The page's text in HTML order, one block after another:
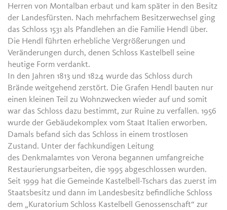
Herren von Montalban erbaut und kam später in den Besitz
der Landesfürsten. Nach mehrfachem Besitzerwechsel ging
das Schloss 1531 als Pfandlehen an die Familie Hendl über.
Die Hendl führten erhebliche Vergrößerungen und
Veränderungen durch, denen Schloss Kastelbell seine
heutige Form verdankt.
In den Jahren 1813 und 1824 wurde das Schloss durch
Brände weitgehend zerstört. Die Grafen Hendl bauten nur
einen kleinen Teil zu Wohnzwecken wieder auf und somit
war das Schloss dazu bestimmt, zur Ruine zu verfallen. 1956
wurde der Gebäudekomplex vom Staat Italien erworben.
Damals befand sich das Schloss in einem trostlosen
Zustand. Unter der fachkundigen Leitung
des Denkmalamtes von Verona begannen umfangreiche
Restaurierungsarbeiten, die 1995 abgeschlossen wurden.
Seit 1999 hat die Gemeinde Kastelbell-Tschars das zuerst im
Staatsbesitz und dann im Landesbesitz befindliche Schloss
dem „Kuratorium Schloss Kastelbell Genossenschaft“ zur